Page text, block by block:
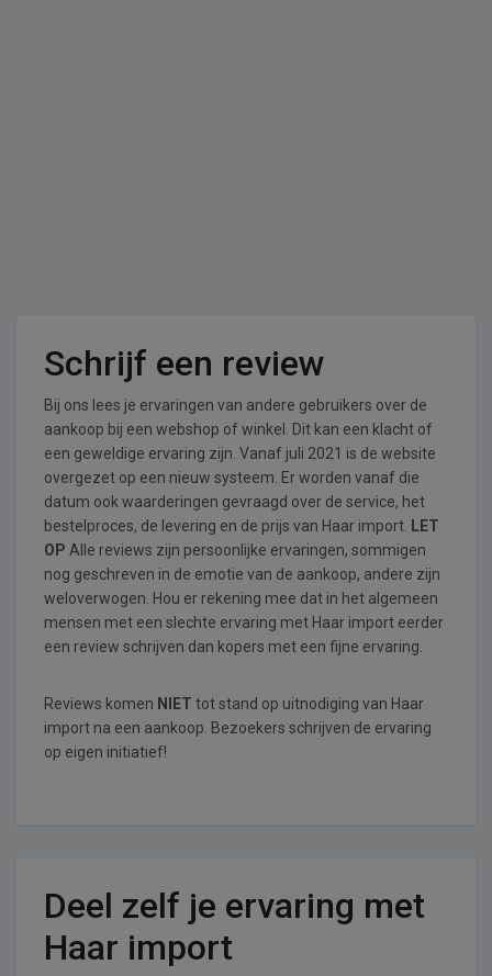
Schrijf een review
Bij ons lees je ervaringen van andere gebruikers over de
aankoop bij een webshop of winkel. Dit kan een klacht of
een geweldige ervaring zijn. Vanaf juli 2021 is de website
overgezet op een nieuw systeem. Er worden vanaf die
datum ook waarderingen gevraagd over de service, het
bestelproces, de levering en de prijs van Haar import. LET
OP Alle reviews zijn persoonlijke ervaringen, sommigen
nog geschreven in de emotie van de aankoop, andere zijn
weloverwogen. Hou er rekening mee dat in het algemeen
mensen met een slechte ervaring met Haar import eerder
een review schrijven dan kopers met een fijne ervaring.
Reviews komen NIET tot stand op uitnodiging van Haar
import na een aankoop. Bezoekers schrijven de ervaring
op eigen initiatief!
Deel zelf je ervaring met
Haar import